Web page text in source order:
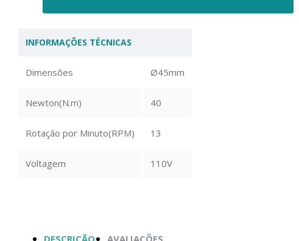
INFORMAÇÕES TÉCNICAS
Dimensões Ø45mm
Newton(N.m) 40
Rotação por Minuto(RPM) 13
Voltagem 110V
DESCRIÇÃO AVALIAÇÕES